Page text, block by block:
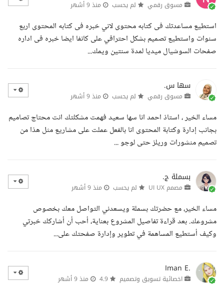
مسوق رقمي لم يحسب منذ 9 أشهر
استطيع مساعدتك فى كتابه محتوى لاني خبره فى كتابه المحتوى اربع
سنوات واستطيع تصميم بشكل احترافي على كانفا ايضا خبره فى اداره
صفحات السوشيال ميديا لمدة سنتين ويمك...
سها س.
مسوق رقمي لم يحسب منذ 9 أشهر
مساء الخير ، استاذ احمد انا سها سعيد فهمت مشكلتك انت محتاج تصاميم
بجانب إدارة وكتابة المحتوى انا بالفعل عملت على مشاريع مثل هذا من
تصميم منشورات وريلز حتى لوجو ...
بسملة ج.
مصمم UI UX لم يحسب منذ 9 أشهر
مساء الخير، مع حضرتك بسملة ويسعدني التواصل معك بخصوص
مشروعك. بعد قراءة تفاصيل المشروع بعناية، أحب أن أشاركك خبرتي
وكيف أستطيع المساهمة في تطوير وإدارة صفحتك على...
Iman E.
اخصائية تسويق وتصميم منذ 9 أشهر